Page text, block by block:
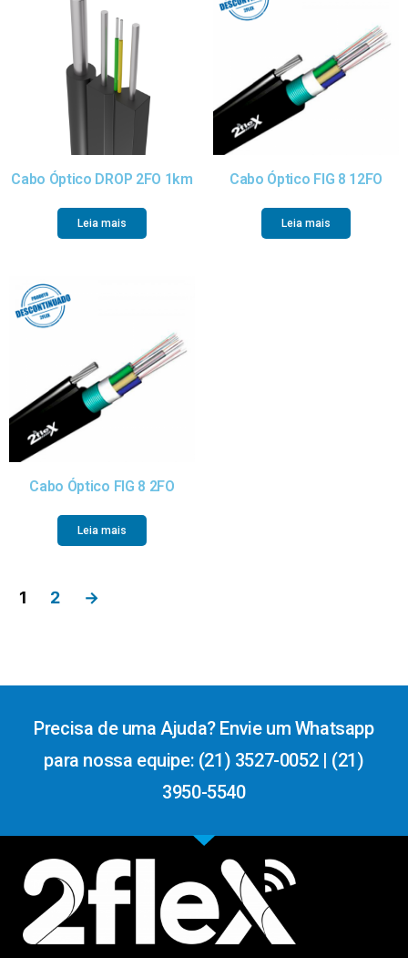
Cabo Óptico DROP 2FO 1km
Leia mais
Cabo Óptico FIG 8 12FO
Leia mais
Cabo Óptico FIG 8 2FO
Leia mais
1 2 →
Precisa de uma Ajuda? Envie um Whatsapp
para nossa equipe: (21) 3527-0052 | (21)
3950-5540